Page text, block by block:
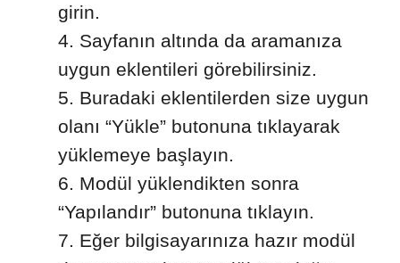
girin.
Sayfanın altında da aramanıza
uygun eklentileri görebilirsiniz.
Buradaki eklentilerden size uygun
olanı “Yükle” butonuna tıklayarak
yüklemeye başlayın.
Modül yüklendikten sonra
“Yapılandır” butonuna tıklayın.
Eğer bilgisayarınıza hazır modül